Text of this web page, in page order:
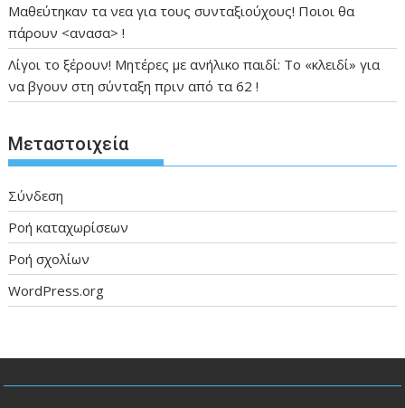
Μαθεύτηκαν τα νεα για τους συνταξιούχους! Ποιοι θα
πάρουν <ανασα> !
Λίγοι το ξέρουν! Μητέρες με ανήλικο παιδί: Το «κλειδί» για
να βγουν στη σύνταξη πριν από τα 62 !
Μεταστοιχεία
Σύνδεση
Ροή καταχωρίσεων
Ροή σχολίων
WordPress.org